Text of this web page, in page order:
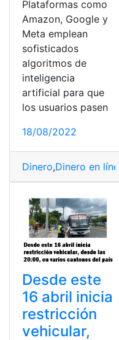
Plataformas como
Amazon, Google y
Meta emplean
sofisticados
algoritmos de
inteligencia
artificial para que
los usuarios pasen
18/08/2022
Dinero,Dinero en línea
Desde este
16 abril inicia
restricción
vehicular,